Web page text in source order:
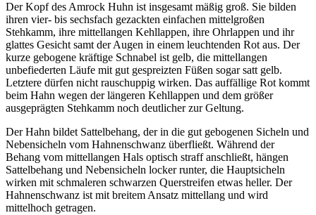
Der Kopf des Amrock Huhn ist insgesamt mäßig groß. Sie bilden
ihren vier- bis sechsfach gezackten einfachen mittelgroßen
Stehkamm, ihre mittellangen Kehllappen, ihre Ohrlappen und ihr
glattes Gesicht samt der Augen in einem leuchtenden Rot aus. Der
kurze gebogene kräftige Schnabel ist gelb, die mittellangen
unbefiederten Läufe mit gut gespreizten Füßen sogar satt gelb.
Letztere dürfen nicht rauschuppig wirken. Das auffällige Rot kommt
beim Hahn wegen der längeren Kehllappen und dem größer
ausgeprägten Stehkamm noch deutlicher zur Geltung.
Der Hahn bildet Sattelbehang, der in die gut gebogenen Sicheln und
Nebensicheln vom Hahnenschwanz überfließt. Während der
Behang vom mittellangen Hals optisch straff anschließt, hängen
Sattelbehang und Nebensicheln locker runter, die Hauptsicheln
wirken mit schmaleren schwarzen Querstreifen etwas heller. Der
Hahnenschwanz ist mit breitem Ansatz mittellang und wird
mittelhoch getragen.